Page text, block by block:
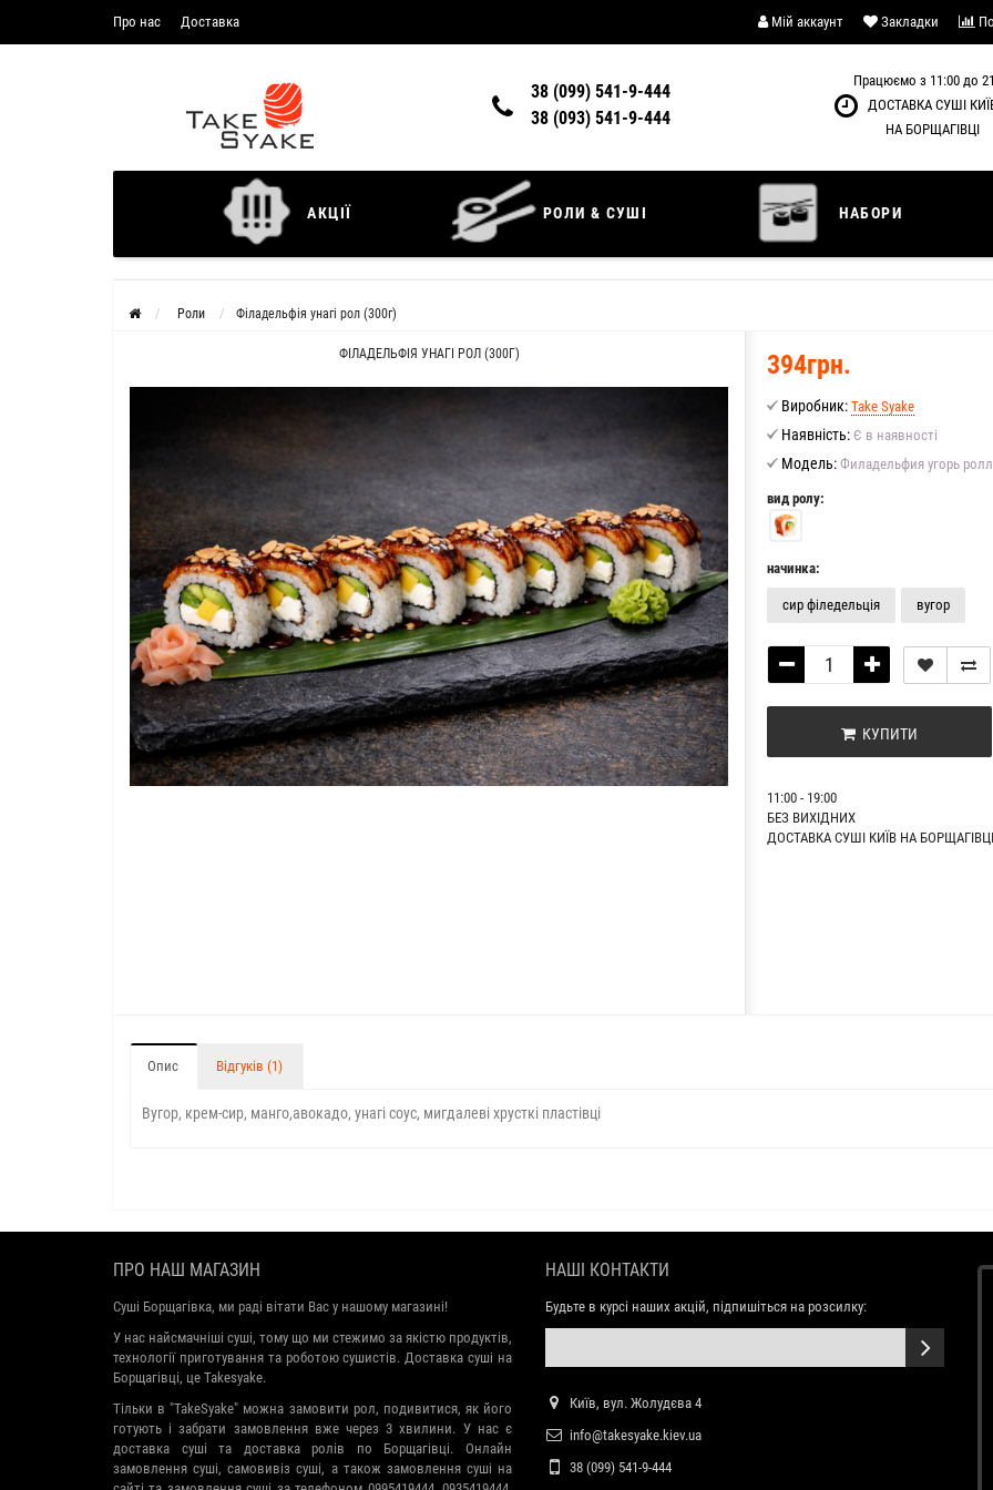
Про нас Доставка Мій аккаунт Закладки
38 (099) 541-9-444
38 (093) 541-9-444
Працюємо з 11:00 до
ДОСТАВКА СУШІ
НА БОРЩАГІВЦІ
АКЦІЇ РОЛИ & СУШІ НАБОРИ
Роли Філадельфія унагі рол (300г)
ФІЛАДЕЛЬФІЯ УНАГІ РОЛ (300Г) 394грн.
Виробник: Take Syake
Наявність: Є в наявності
Модель: Филадельфия угорь ролл
вид ролу:
начинка:
сир філедельція вугор
КУПИТИ
11:00 - 19:00
БЕЗ ВИХІДНИХ
ДОСТАВКА СУШІ КИЇВ НА БОРЩАГІВЦІ
Опис Відгуків (1)
Вугор, крем-сир, манго,авокадо, унагі соус, мигдалеві хрусткі пластівці
ПРО НАШ МАГАЗИН
Суші Борщагівка, ми раді вітати Вас у нашому магазині!
У нас найсмачніші суші, тому що ми стежимо за якістю продуктів,
технології приготування та роботою сушистів. Доставка суші на
Борщагівці, це Takesyake.
Тільки в "TakeSyake" можна замовити рол, подивитися, як його
готують і забрати замовлення вже через 3 хвилини. У нас є
доставка суші та доставка ролів по Борщагівці. Онлайн
замовлення суші, самовивіз суші, а також замовлення суші на
НАШІ КОНТАКТИ
Будьте в курсі наших акцій, підпишіться на розсилку:
Київ, вул. Жолудєва 4
info@takesyake.kiev.ua
38 (099) 541-9-444